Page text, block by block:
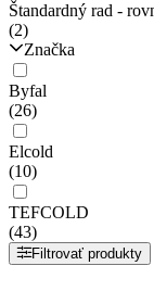
Štandardný rad -
(2)
Značka
Byfal
(26)
Elcold
(10)
TEFCOLD
(43)
Filtrovať produkty